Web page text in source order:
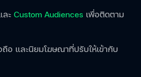
ละ Custom Audiences เพื่อติดตาม
ถือ และนิยมโฆษณาที่ปรับให้เข้ากับ